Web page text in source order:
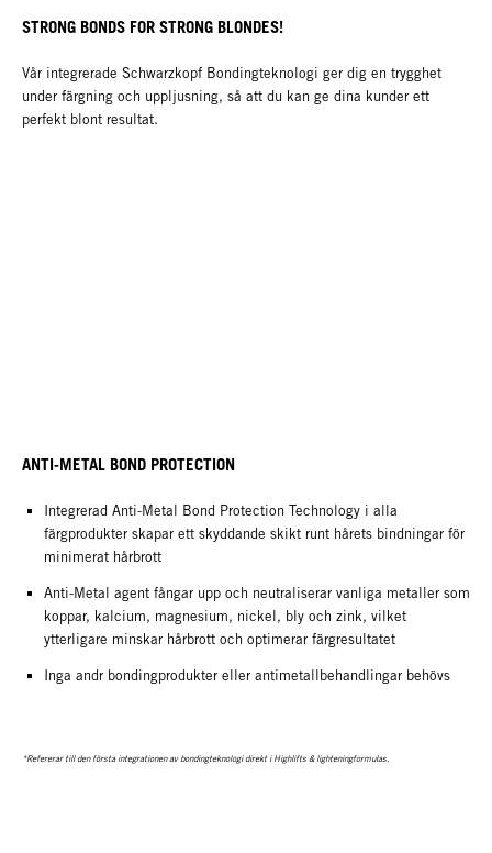
STRONG BONDS FOR STRONG BLONDES!
Vår integrerade Schwarzkopf Bondingteknologi ger dig en trygghet
under färgning och uppljusning, så att du kan ge dina kunder ett
perfekt blont resultat.
ANTI-METAL BOND PROTECTION
Integrerad Anti-Metal Bond Protection Technology i alla
färgprodukter skapar ett skyddande skikt runt hårets bindningar för
minimerat hårbrott
Anti-Metal agent fångar upp och neutraliserar vanliga metaller som
koppar, kalcium, magnesium, nickel, bly och zink, vilket
ytterligare minskar hårbrott och optimerar färgresultatet
Inga andr bondingprodukter eller antimetallbehandlingar behövs
*Refererar till den första integrationen av bondingteknologi direkt i Highlifts & lighteningformulas.